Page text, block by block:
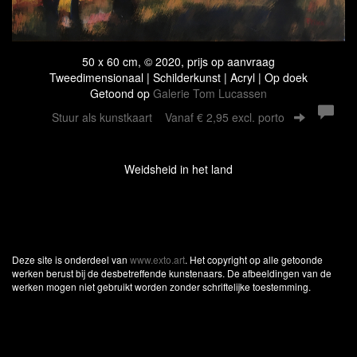
50 x 60 cm, © 2020, prijs op aanvraag
Tweedimensionaal | Schilderkunst | Acryl | Op doek
Getoond op Galerie Tom Lucassen
Stuur als kunstkaart Vanaf € 2,95 excl. porto
Weidsheid in het land
Deze site is onderdeel van www.exto.art. Het copyright op alle getoonde
werken berust bij de desbetreffende kunstenaars. De afbeeldingen van de
werken mogen niet gebruikt worden zonder schriftelijke toestemming.